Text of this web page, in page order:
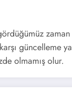
zaman
güncelleme
olmamış olur.